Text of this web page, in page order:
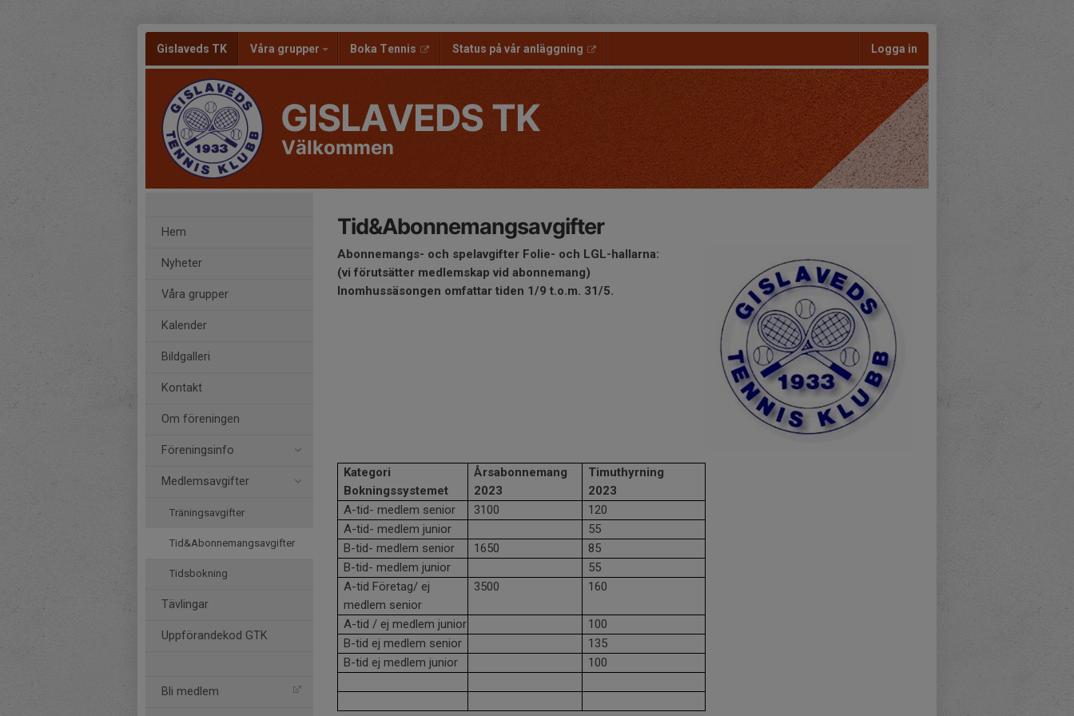
Gislaveds TK Våra grupper Boka Tennis Status på vår anläggning Logga in
GISLAVEDS TK
Välkommen
Hem
Nyheter
Våra grupper
Kalender
Bildgalleri
Kontakt
Om föreningen
Föreningsinfo
Medlemsavgifter
Träningsavgifter
Tid&Abonnemangsavgifter
Tidsbokning
Tävlingar
Uppförandekod GTK
Bli medlem
Tid&Abonnemangsavgifter
Abonnemangs- och spelavgifter Folie- och LGL-hallarna:
(vi förutsätter medlemskap vid abonnemang)
Inomhussäsongen omfattar tiden 1/9 t.o.m. 31/5.
Kategori
Bokningssystemet
Årsabonnemang
2023
Timuthyrning
2023
A-tid- medlem senior
3100
120
A-tid- medlem junior
55
B-tid- medlem senior
1650
85
B-tid- medlem junior
55
A-tid Företag/ ej
medlem senior
3500 160
A-tid / ej medlem junior
100
B-tid ej medlem senior
135
B-tid ej medlem junior
100